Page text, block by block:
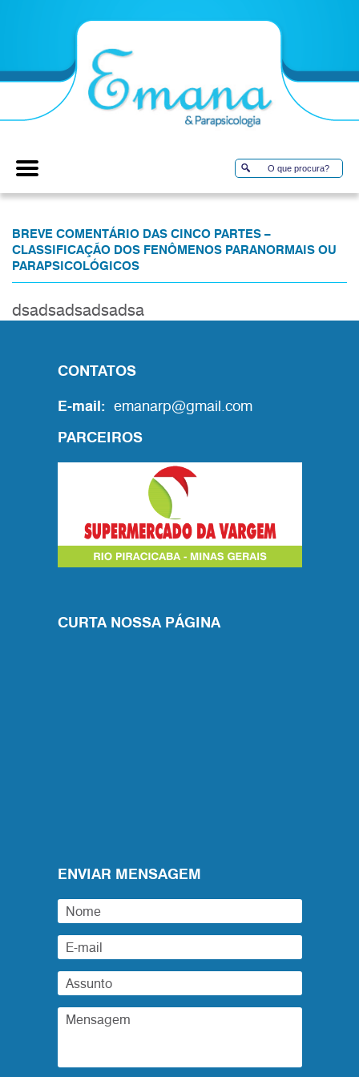
BREVE COMENTÁRIO DAS CINCO PARTES –
CLASSIFICAÇÃO DOS FENÔMENOS PARANORMAIS OU
PARAPSICOLÓGICOS
dsadsadsadsadsa
CONTATOS
E-mail: emanarp@gmail.com
PARCEIROS
CURTA NOSSA PÁGINA
ENVIAR MENSAGEM